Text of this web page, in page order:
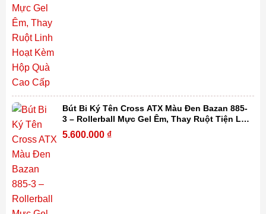
Bút Bi Ký Tên Cross ATX Màu Đen Bazan 885-
3 – Rollerball Mực Gel Êm, Thay Ruột Tiện Lợi
Kèm Hộp Quà Cao Cấp
5.600.000 ₫